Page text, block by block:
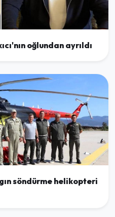
oğlundan ayrıldı
söndürme helikopteri